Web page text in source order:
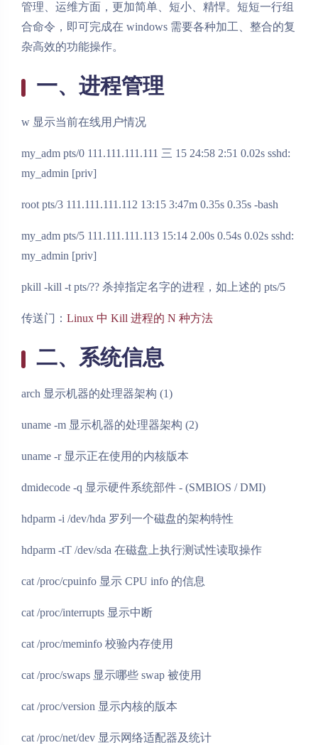
管理、运维方面，更加简单、短小、精悍。短短一行组
合命令，即可完成在 windows 需要各种加工、整合的复
杂高效的功能操作。
一、进程管理
w 显示当前在线用户情况
my_adm pts/0 111.111.111.111 三 15 24:58 2:51 0.02s sshd:
my_admin [priv]
root pts/3 111.111.111.112 13:15 3:47m 0.35s 0.35s -bash
my_adm pts/5 111.111.111.113 15:14 2.00s 0.54s 0.02s sshd:
my_admin [priv]
pkill -kill -t pts/?? 杀掉指定名字的进程，如上述的 pts/5
传送门： Linux 中 Kill 进程的 N 种方法
二、系统信息
arch 显示机器的处理器架构 (1)
uname -m 显示机器的处理器架构 (2)
uname -r 显示正在使用的内核版本
dmidecode -q 显示硬件系统部件 - (SMBIOS / DMI)
hdparm -i /dev/hda 罗列一个磁盘的架构特性
hdparm -tT /dev/sda 在磁盘上执行测试性读取操作
cat /proc/cpuinfo 显示 CPU info 的信息
cat /proc/interrupts 显示中断
cat /proc/meminfo 校验内存使用
cat /proc/swaps 显示哪些 swap 被使用
cat /proc/version 显示内核的版本
cat /proc/net/dev 显示网络适配器及统计